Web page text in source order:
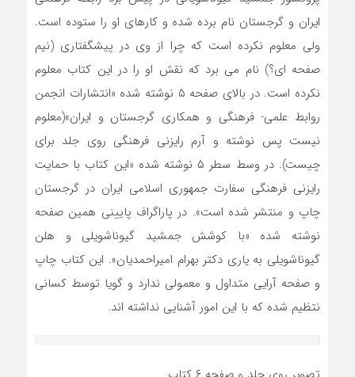
ایران و گرجستان نام برده شده و کارهای او را ستوده است.
ولی معلوم نکرده است که چرا از وی در پیشگفتاری (نیم
صفحه ای؟) نام می برد که نقش او را در این کتاب معلوم
نکرده است. در بالای صفحه ۵ نوشته شده «انتشارات انجمن
روابط علمی- فرهنگی و همکاری گرجستان و ایران»(معلوم
نیست پس نوشته و آرم رایزنی فرهنگی روی جلد برای
چیست). در وسط سطر ۵ نوشته شده «این کتاب با حمایت
رایزنی فرهنگی سفارت جمهوری اسلامی ایران در گرجستان
چاپ و منتشر شده است». در پاراگراف پایینی همین صفحه
نوشته شده «با کوشش جمشید گیوناشویلی و هلن
گیوناشویلی به یاری دکتر بهرام امیراحمدیان». این کتاب چاپ
و صفحه آرایی متداول و معمولی ندارد و گویا توسط کسانی
نتظیم شده که با این امور آشنایی نداشته اند.